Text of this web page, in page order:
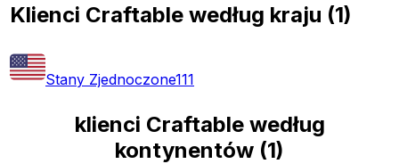
Klienci Craftable według kraju (1)
Stany Zjednoczone111
klienci Craftable według
kontynentów (1)